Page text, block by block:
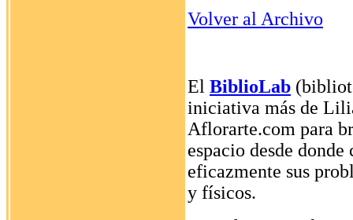
Volver al Archivo
El BiblioLab
iniciativa más de
Aflorarte.com para
espacio desde
eficazmente sus
y físicos.